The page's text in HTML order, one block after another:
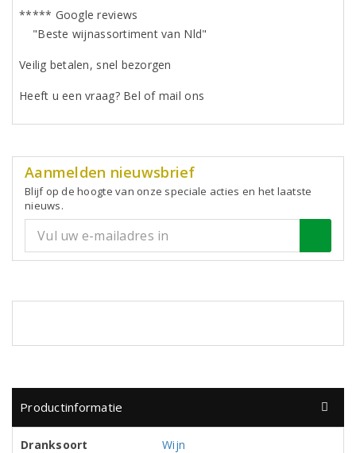
***** Google reviews
"Beste wijnassortiment van Nld"
Veilig betalen, snel bezorgen
Heeft u een vraag? Bel of mail ons
Aanmelden nieuwsbrief
Blijf op de hoogte van onze speciale acties en het laatste
nieuws.
Productinformatie
Dranksoort
Wijn